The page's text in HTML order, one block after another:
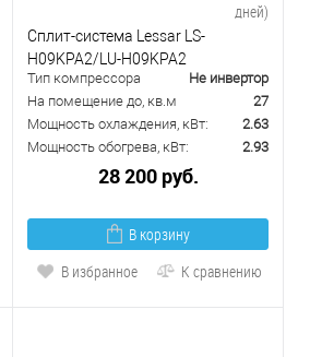
дней)
Сплит-система Lessar LS-
H09KPA2/LU-H09KPA2
Тип компрессора
Не инвертор
На помещение до, кв.м
27
Мощность охлаждения, кВт:
2.63
Мощность обогрева, кВт:
2.93
28 200 руб.
В корзину
В избранное
К сравнению